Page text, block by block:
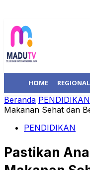
HOME REGIONAL
Beranda PENDIDIKAN
Makanan Sehat dan
PENDIDIKAN
Pastikan